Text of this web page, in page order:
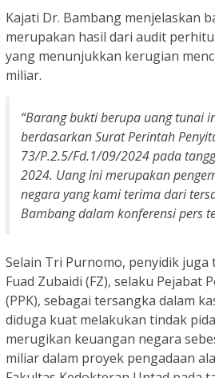
Kajati Dr. Bambang menjelaskan
merupakan hasil dari audit
yang menunjukkan kerugian
miliar.
“Barang bukti berupa uang tunai
berdasarkan Surat Perintah
73/P.2.5/Fd.1/09/2024 pada
2024. Uang ini merupakan
negara yang kami terima dari
Bambang dalam konferensi pers
Selain Tri Purnomo, penyidik juga
Fuad Zubaidi (FZ), selaku Pejabat
(PPK), sebagai tersangka dalam
diduga kuat melakukan tindak
merugikan keuangan negara
miliar dalam proyek pengadaan